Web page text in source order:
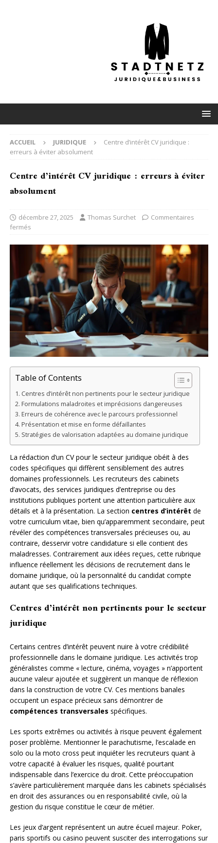
ACCUEIL JURIDIQUE
Centre d’intérêt CV juridique :
erreurs à éviter absolument
Centre d’intérêt CV juridique : erreurs à éviter
absolument
décembre 27, 2025 Thomas Surchet
Commentaires
fermés
Table of Contents
Centres d’intérêt non pertinents pour le secteur juridique
Formulations maladroites et imprécisions dangereuses
Erreurs de cohérence avec le parcours professionnel
Présentation et mise en forme défaillantes
Stratégies de valorisation adaptées au domaine juridique
La rédaction d’un CV pour le secteur juridique obéit à des
codes spécifiques qui diffèrent sensiblement des autres
domaines professionnels. Les recruteurs des cabinets
d’avocats, des services juridiques d’entreprise ou des
institutions publiques portent une attention particulière aux
détails et à la présentation. La section centres d’intérêt de
votre curriculum vitae, bien qu’apparemment secondaire, peut
révéler des compétences transversales précieuses ou, au
contraire, desservir votre candidature si elle contient des
maladresses. Contrairement aux idées reçues, cette rubrique
influence réellement les décisions de recrutement dans le
domaine juridique, où la personnalité du candidat compte
autant que ses qualifications techniques.
Centres d’intérêt non pertinents pour le secteur
juridique
Certains centres d’intérêt peuvent nuire à votre crédibilité
professionnelle dans le domaine juridique. Les activités trop
généralistes comme « lecture, cinéma, voyages » n’apportent
aucune valeur ajoutée et suggèrent un manque de réflexion
dans la construction de votre CV. Ces mentions banales
occupent un espace précieux sans démontrer de
compétences transversales spécifiques.
Les sports extrêmes ou activités à risque peuvent également
poser problème. Mentionner le parachutisme, l’escalade en
solo ou la moto cross peut inquiéter les recruteurs quant à
votre capacité à évaluer les risques, qualité pourtant
indispensable dans l’exercice du droit. Cette préoccupation
s’avère particulièrement marquée dans les cabinets spécialisés
en droit des assurances ou en responsabilité civile, où la
gestion du risque constitue le cœur de métier.
Les jeux d’argent représentent un autre écueil majeur. Poker,
paris sportifs ou casino peuvent susciter des interrogations sur